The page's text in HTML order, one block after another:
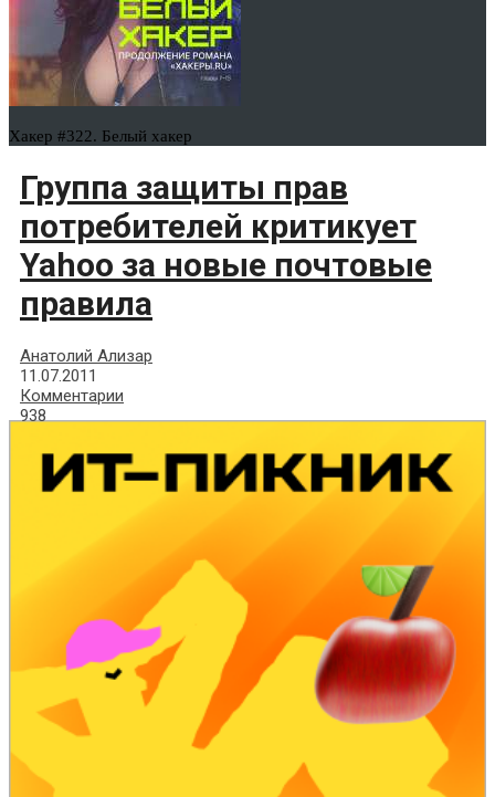
Хакер #322. Белый хакер
Группа защиты прав
потребителей критикует
Yahoo за новые почтовые
правила
Анатолий Ализар
11.07.2011
Комментарии
938